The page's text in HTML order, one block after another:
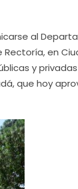
al
en
y
que hoy